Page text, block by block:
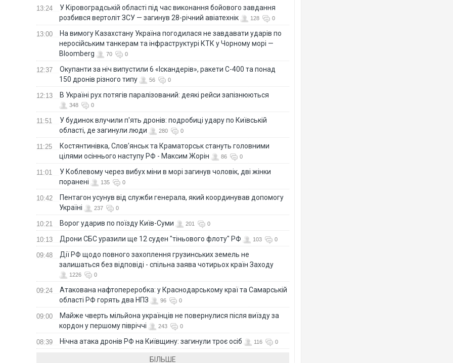
13:24
У Кіровоградській області під час виконання бойового завдання
розбився вертоліт ЗСУ — загинув 28-річний авіатехнік
128 0
13:00
На вимогу Казахстану Україна погодилася не завдавати ударів по
неросійським танкерам та інфраструктурі КТК у Чорному морі —
Bloomberg
70 0
12:37
Окупанти за ніч випустили 6 «Іскандерів», ракети С-400 та понад
150 дронів різного типу
56 0
12:13 В Україні рух потягів паралізований: деякі рейси запізнюються
348 0
11:51
У будинок влучили п'ять дронів: подробиці удару по Київській
області, де загинули люди
280 0
11:25
Костянтинівка, Слов'янськ та Краматорськ стануть головними
цілями осіннього наступу РФ - Максим Жорін
86 0
11:01
У Коблевому через вибух міни в морі загинув чоловік, дві жінки
поранені
135 0
10:42
Пентагон усунув від служби генерала, який координував допомогу
Україні
237 0
10:21 Ворог ударив по поїзду Київ-Суми 201 0
10:13 Дрони СБС уразили ще 12 суден "тіньового флоту" РФ 103 0
09:48
Дії РФ щодо повного захоплення грузинських земель не
залишаться без відповіді - спільна заява чотирьох країн Заходу
1226 0
09:24
Атакована нафтопереробка: у Краснодарському краї та Самарській
області РФ горять два НПЗ
96 0
09:00
Майже чверть мільйона українців не повернулися після виїзду за
кордон у першому півріччі
243 0
08:39 Нічна атака дронів РФ на Київщину: загинули троє осіб 116 0
БІЛЬШЕ